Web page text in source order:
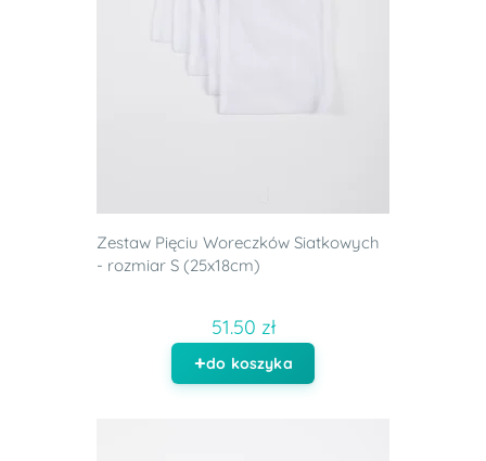
Zestaw Pięciu Woreczków Siatkowych
- rozmiar S (25x18cm)
51.50 zł
do koszyka